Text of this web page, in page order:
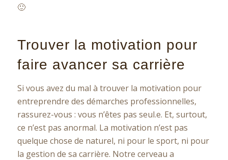
🙂
Trouver la motivation pour
faire avancer sa carrière
Si vous avez du mal à trouver la motivation pour
entreprendre des démarches professionnelles,
rassurez-vous : vous n’êtes pas seul.e. Et, surtout,
ce n’est pas anormal. La motivation n’est pas
quelque chose de naturel, ni pour le sport, ni pour
la gestion de sa carrière. Notre cerveau a